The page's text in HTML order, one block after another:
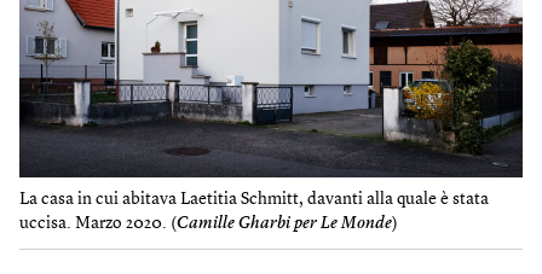
La casa in cui abitava Laetitia Schmitt, davanti alla quale è stata
uccisa. Marzo 2020. (Camille Gharbi per Le Monde)